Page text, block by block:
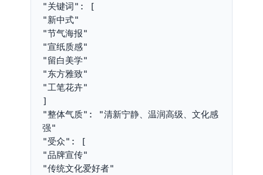
"关键词": [
"新中式"
"节气海报"
"宣纸质感"
"留白美学"
"东方雅致"
"工笔花卉"
]
"整体气质": "清新宁静、温润高级、文化感
强"
"受众": [
"品牌宣传"
"传统文化爱好者"